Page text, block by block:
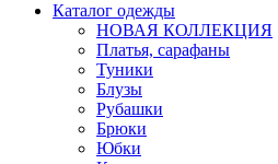
Каталог одежды
НОВАЯ КОЛЛЕКЦИЯ
Платья, сарафаны
Туники
Блузы
Рубашки
Брюки
Юбки